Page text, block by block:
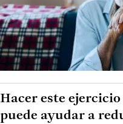
Hacer este
puede ayudar a